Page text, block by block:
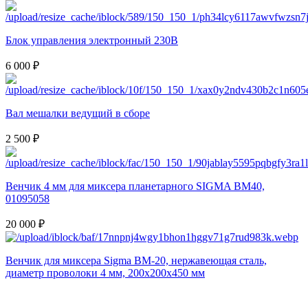
Блок управления электронный 230В
6 000 ₽
Вал мешалки ведущий в сборе
2 500 ₽
Венчик 4 мм для миксера планетарного SIGMA BM40,
01095058
20 000 ₽
Венчик для миксера Sigma BM-20, нержавеющая сталь,
диаметр проволоки 4 мм, 200х200х450 мм